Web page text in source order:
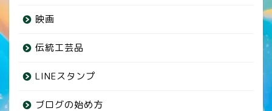
映画
伝統工芸品
LINEスタンプ
ブログの始め方